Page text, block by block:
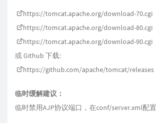
https://tomcat.apache.org/download-70.cgi
https://tomcat.apache.org/download-80.cgi
https://tomcat.apache.org/download-90.cgi
或 Github 下载:
https://github.com/apache/tomcat/releases
临时缓解建议：
临时禁用AJP协议端口，在conf/server.xml配